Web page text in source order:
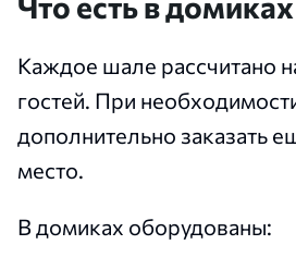
Каждое шале рассчитано
гостей. При
дополнительно заказать
место.
В домиках оборудованы: